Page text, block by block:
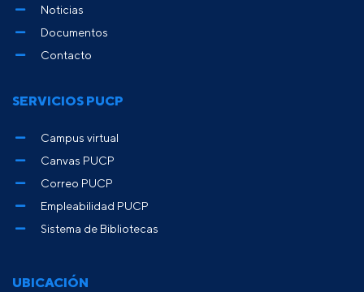
UBICACIÓN
Noticias
Documentos
Contacto
SERVICIOS PUCP
Campus virtual
Canvas PUCP
Correo PUCP
Empleabilidad PUCP
Sistema de Bibliotecas